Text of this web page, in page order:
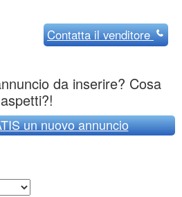
Contattail venditore
da inserire? Cosa
aspetti?!
un nuovo annuncio